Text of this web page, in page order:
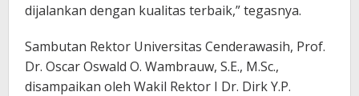
dijalankan dengan kualitas terbaik,” tegasnya.
Sambutan Rektor Universitas Cenderawasih, Prof.
Dr. Oscar Oswald O. Wambrauw, S.E., M.Sc.,
disampaikan oleh Wakil Rektor I Dr. Dirk Y.P.